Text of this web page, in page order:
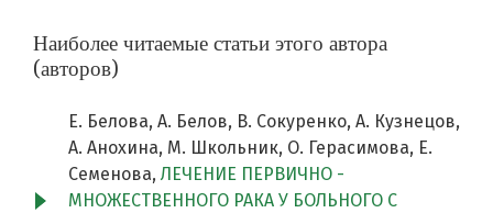
Наиболее читаемые статьи этого автора
(авторов)
Е. Белова, А. Белов, В. Сокуренко, А. Кузнецов,
А. Анохина, М. Школьник, О. Герасимова, Е.
Семенова, ЛЕЧЕНИЕ ПЕРВИЧНО -
МНОЖЕСТВЕННОГО РАКА У БОЛЬНОГО С